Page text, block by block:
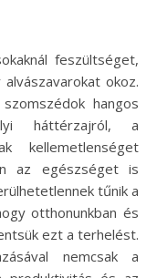
okoz.
hangos
háttérzajról, a
kellemetlenséget
az egészséget is
tűnik a
otthonunkban és
ezt a terhelést.
nemcsak a